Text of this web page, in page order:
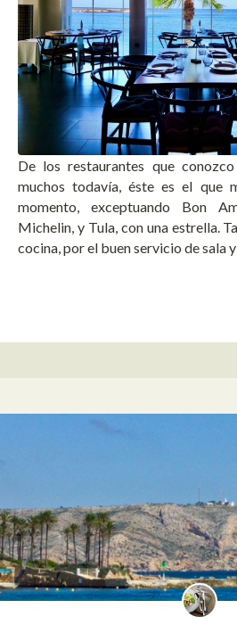
De los restaurantes que
muchos todavía, éste es el que
momento, exceptuando Bon
Michelin, y Tula, con una estrella.
cocina, por el buen servicio de sala